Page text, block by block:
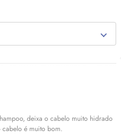
deixa o cabelo muito hidrado
é muito bom.